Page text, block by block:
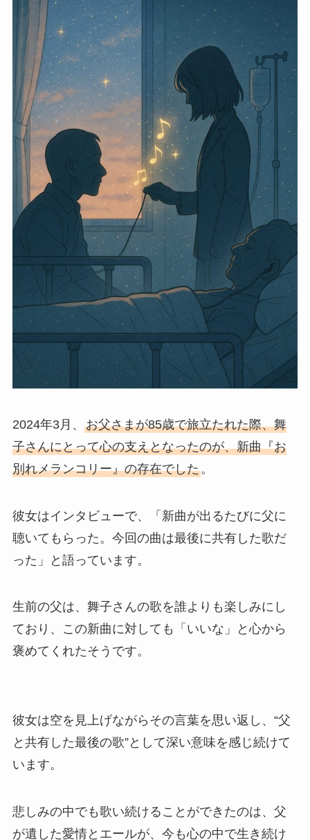
2024年3月、 お父さまが85歳で旅立たれた際、舞
子さんにとって心の支えとなったのが、新曲『お
別れメランコリー』の存在でした。
彼女はインタビューで、「新曲が出るたびに父に
聴いてもらった。今回の曲は最後に共有した歌だ
った」と語っています。
生前の父は、舞子さんの歌を誰よりも楽しみにし
ており、この新曲に対しても「いいな」と心から
褒めてくれたそうです。
彼女は空を見上げながらその言葉を思い返し、“父
と共有した最後の歌”として深い意味を感じ続けて
います。
悲しみの中でも歌い続けることができたのは、父
が遺した愛情とエールが、今も心の中で生き続け